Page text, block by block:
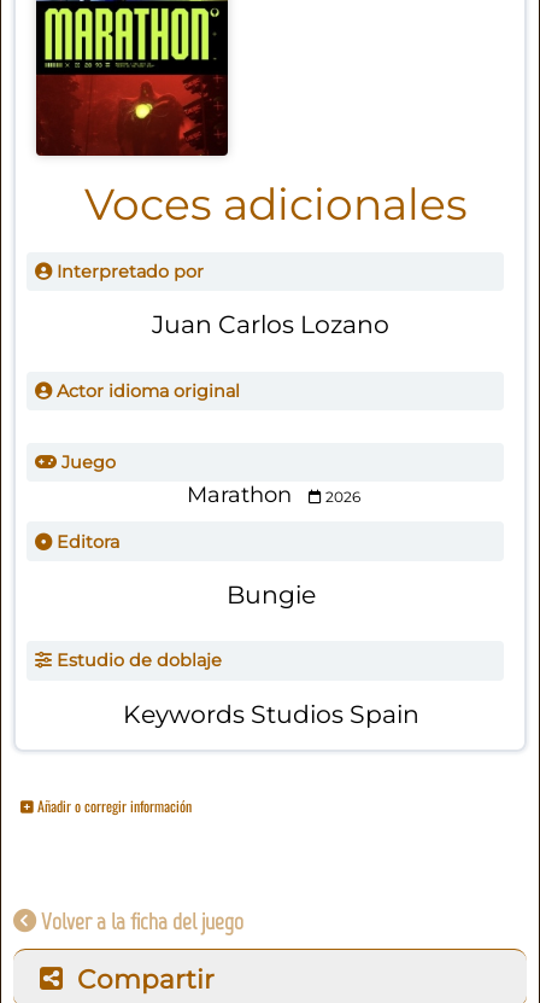
Voces adicionales
Interpretado por
Juan Carlos Lozano
Actor idioma original
Juego
Marathon 2026
Editora
Bungie
Estudio de doblaje
Keywords Studios Spain
Añadir o corregir información
Volver a la ficha del juego
Compartir